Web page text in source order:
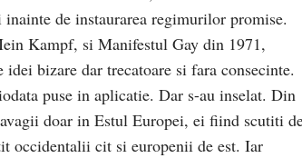
de instaurarea regimurilor promise.
Kampf, si Manifestul Gay din 1971,
bizare dar trecatoare si fara consecinte.
puse in aplicatie. Dar s-au inselat. Din
doar in Estul Europei, ei fiind scutiti
occidentalii cit si europenii de est. Iar